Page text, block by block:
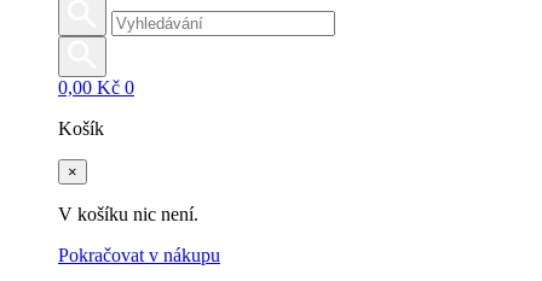
0,00 Kč 0
Košík
×
V košíku nic není.
Pokračovat v nákupu